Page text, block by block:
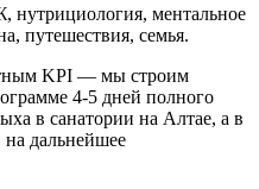
нутрициология, ментальное
путешествия, семья.
KPI — мы строим
4-5 дней полного
в санатории на Алтае, а в
дальнейшее